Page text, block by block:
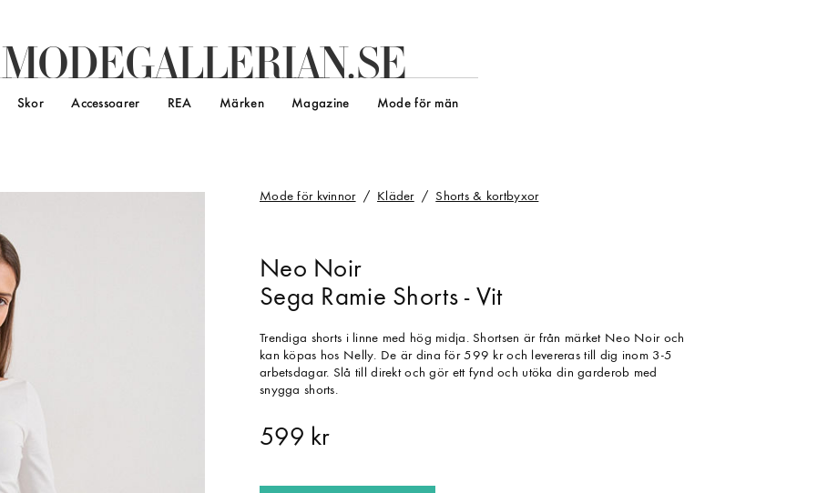
MODEGALLERIAN.SE
Skor Accessoarer REA Märken Magazine Mode för män
Mode för kvinnor Kläder Shorts & kortbyxor
Neo Noir
Sega Ramie Shorts - Vit
Trendiga shorts i linne med hög midja. Shortsen är från märket Neo Noir och
kan köpas hos Nelly. De är dina för 599 kr och levereras till dig inom 3-5
arbetsdagar. Slå till direkt och gör ett fynd och utöka din garderob med
snygga shorts.
599 kr